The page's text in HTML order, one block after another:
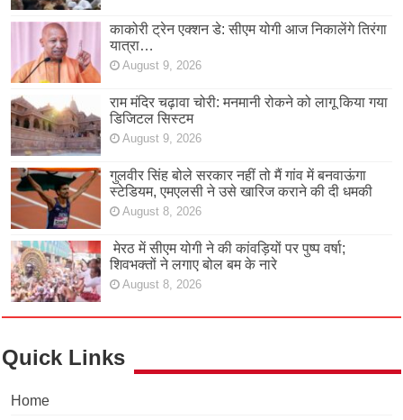
काकोरी ट्रेन एक्शन डे: सीएम योगी आज निकालेंगे तिरंगा
यात्रा…
August 9, 2026
राम मंदिर चढ़ावा चोरी: मनमानी रोकने को लागू किया गया
डिजिटल सिस्टम
August 9, 2026
गुलवीर सिंह बोले सरकार नहीं तो मैं गांव में बनवाऊंगा
स्टेडियम, एमएलसी ने उसे खारिज कराने की दी धमकी
August 8, 2026
मेरठ में सीएम योगी ने की कांवड़ियों पर पुष्प वर्षा;
शिवभक्तों ने लगाए बोल बम के नारे
August 8, 2026
Quick Links
Home